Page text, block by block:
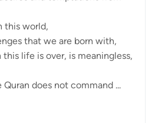
this world,
that we are born with,
life is over, is meaningless,
does not command ...